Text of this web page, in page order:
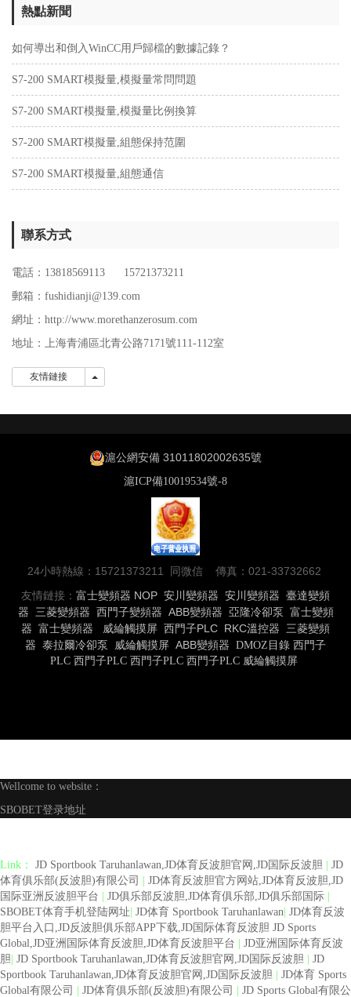
熱點新聞
如何導出和倒入WinCC用戶歸檔的數據記錄？
S7-200 SMART模擬量,模擬量常問問題
S7-200 SMART模擬量,模擬量比例換算
S7-200 SMART模擬量,組態保持范圍
S7-200 SMART模擬量,組態通信
聯系方式
電話：13818569113 15721373211
郵箱：fushidianji@139.com
網址：http://www.morethanzerosum.com
地址：
上海青浦區北青公路7171號111-112室
友情鏈接 友情鏈接
滬公網安備 31011802002635號
滬ICP備10019534號-8
24小時熱線：15721373211 同微信 傳真：021-33732662
友情鏈接： 富士變頻器 NOP 安川變頻器 安川變頻器 臺達變頻
器 三菱變頻器 西門子變頻器 ABB變頻器 亞隆冷卻泵 富士變頻
器 富士變頻器 威綸觸摸屏 西門子PLC RKC溫控器 三菱變頻
器 泰拉爾冷卻泵 威綸觸摸屏 ABB變頻器 DMOZ目錄 西門子
PLC 西門子PLC 西門子PLC 西門子PLC 威綸觸摸屏
Wellcome to website：
SBOBET登录地址
Link： JD Sportbook Taruhanlawan,JD体育反波胆官网,JD国际反波胆
JD
体育俱乐部(反波胆)有限公司
JD体育反波胆官方网站,JD体育反波胆,JD
国际亚洲反波胆平台
JD俱乐部反波胆,JD体育俱乐部,JD俱乐部国际
SBOBET体育手机登陆网址 JD体育 Sportbook Taruhanlawan JD体育反波
胆平台入口,JD反波胆俱乐部APP下载,JD国际体育反波胆 JD Sports
Global,JD亚洲国际体育反波胆,JD体育反波胆平台
JD亚洲国际体育反波
胆 JD Sportbook Taruhanlawan,JD体育反波胆官网,JD国际反波胆
JD
Sportbook Taruhanlawan,JD体育反波胆官网,JD国际反波胆
JD体育 Sports
Global有限公司
JD体育俱乐部(反波胆)有限公司 JD Sports Global有限公